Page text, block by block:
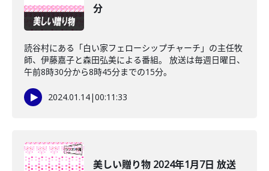
分
読谷村にある「白い家フェローシップチャーチ」の主任牧
師、伊藤嘉子と森田弘美による番組。 放送は毎週日曜日、
午前8時30分から8時45分までの15分。
2024.01.14|00:11:33
美しい贈り物 2024年1月7日 放送